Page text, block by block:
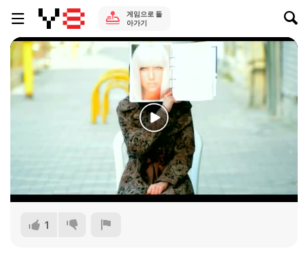
게임으로 돌
아가기
1